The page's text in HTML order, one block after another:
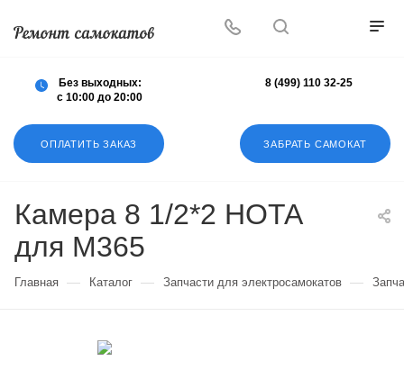
ОПЛАТИТЬ ЗАКАЗ ЗАБРАТЬ САМОКАТ
Без выходных:
с 10:00 до 20:00
8 (499) 110 32-25
Камера 8 1/2*2 HOTA
для М365
Главная — Каталог — Запчасти для электросамокатов —